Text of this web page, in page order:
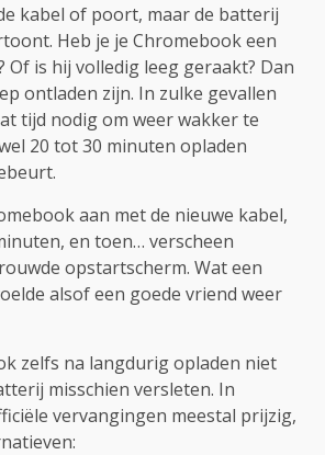
kabel of poort, maar de batterij
Heb je je Chromebook een
is hij volledig leeg geraakt? Dan
ontladen zijn. In zulke gevallen
tijd nodig om weer wakker te
20 tot 30 minuten opladen
aan met de nieuwe kabel,
en toen… verscheen
opstartscherm. Wat een
alsof een goede vriend weer
zelfs na langdurig opladen niet
misschien versleten. In
vervangingen meestal prijzig,